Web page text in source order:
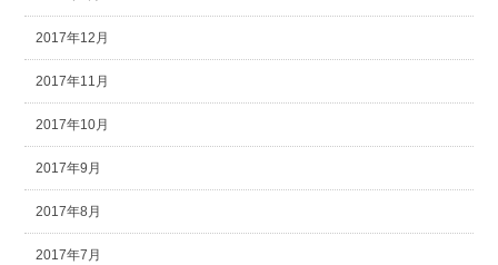
2017年12月
2017年11月
2017年10月
2017年9月
2017年8月
2017年7月